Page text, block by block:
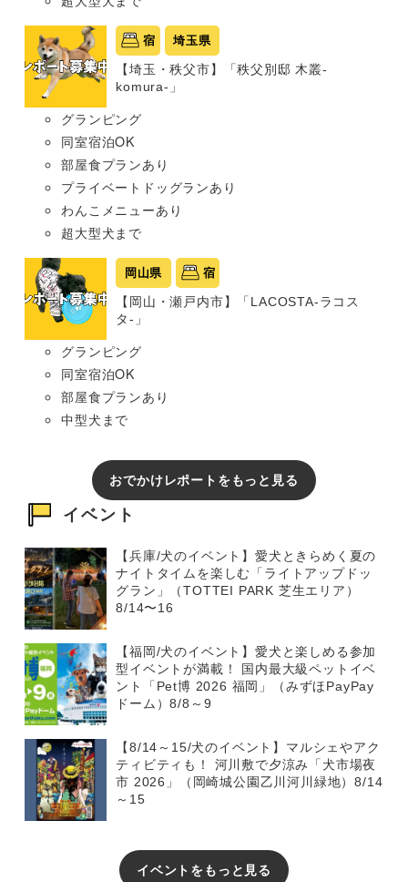
宿 埼玉県
【埼玉・秩父市】「秩父別邸 木叢-
komura-」
グランピング
同室宿泊OK
部屋食プランあり
プライベートドッグランあり
わんこメニューあり
超大型犬まで
岡山県 宿
【岡山・瀬戸内市】「LACOSTA-ラコス
タ-」
グランピング
同室宿泊OK
部屋食プランあり
中型犬まで
おでかけレポートをもっと見る
イベント
【兵庫/犬のイベント】愛犬ときらめく夏の
ナイトタイムを楽しむ「ライトアップドッ
グラン」（TOTTEI PARK 芝生エリア）
8/14〜16
【福岡/犬のイベント】愛犬と楽しめる参加
型イベントが満載！ 国内最大級ペットイベ
ント「Pet博 2026 福岡」（みずほPayPay
ドーム）8/8～9
【8/14～15/犬のイベント】マルシェやアク
ティビティも！ 河川敷で夕涼み「犬市場夜
市 2026」（岡崎城公園乙川河川緑地）8/14
～15
イベントをもっと見る